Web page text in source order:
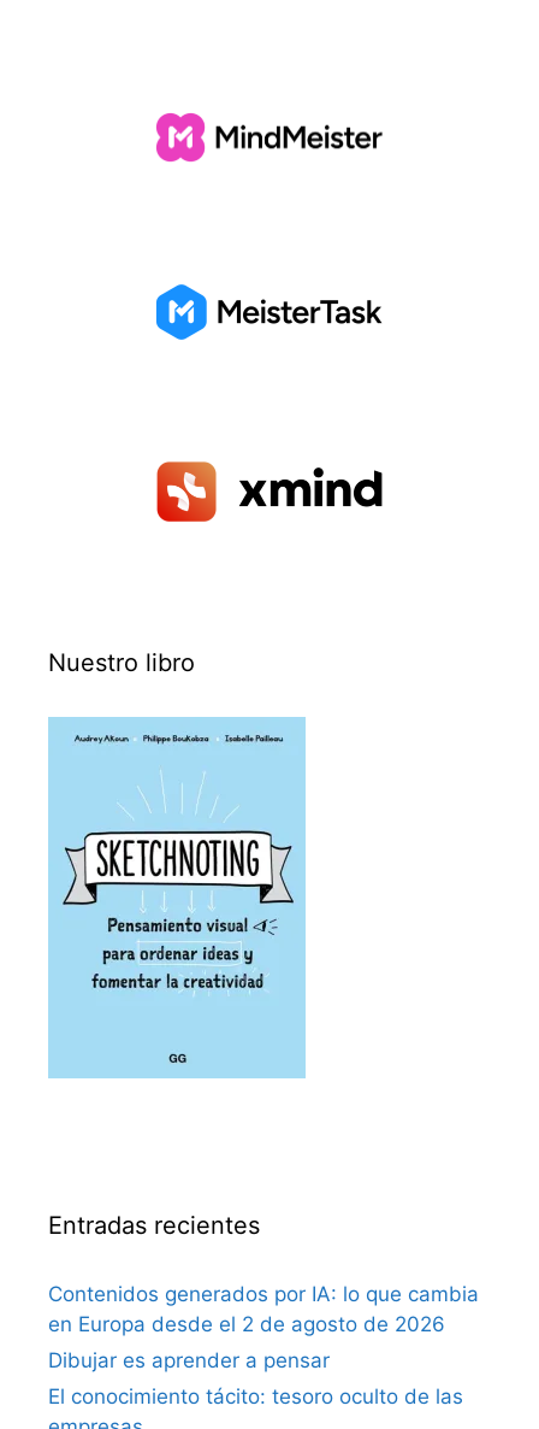
Nuestro libro
Entradas recientes
Contenidos generados por IA: lo que cambia
en Europa desde el 2 de agosto de 2026
Dibujar es aprender a pensar
El conocimiento tácito: tesoro oculto de las